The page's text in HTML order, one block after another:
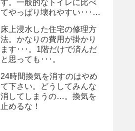
す。一般的なトイレに比べ
てやっぱり壊れやすい･･･。
よ、タンクレストイレ
床上浸水した住宅の修理方
法。かなりの費用が掛かり
ます･･･。1階だけで済んだ
と思っても･･･。
24時間換気を消すのはやめ
て下さい。どうしてみんな
消してしまうの…。換気を
止めるな！